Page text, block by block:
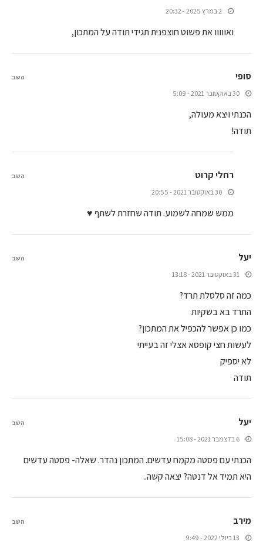
2 במרץ 2025 - 20:32
ואווווו את פשוט חוצפנית תגידי תודה על המתכון,
סופי
30 באוקטובר 2021 - 5:09
הכנתי ויצא מעולה,
תודה!
השב
רחלי קרוט
30 באוקטובר 2021 - 20:55
ממש שמחה לשמוע. תודה שחזרת לשתף ♥
השב
יעל
31 באוקטובר 2021 - 13:18
כמה זה סלסלת תרד?
התרד בא בשקיות
כמו כן אפשר להכפיל את המתכון?
לעשות חצי קופסא אצלי זה בעייתי
לא יספיק
תודה
השב
יעל
6 בדצמבר 2021 - 15:08
הכנתי עם פסטה מקמח עדשים. המתכון נהדר. שאלה- פסטה עדשים
היא תמיד אל דנטה? יצאה קשה..
השב
מירב
13 ביולי 2022 - 9:49
השב